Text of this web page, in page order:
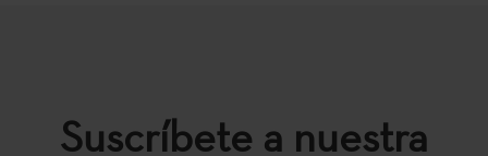
Suscríbete a nuestra